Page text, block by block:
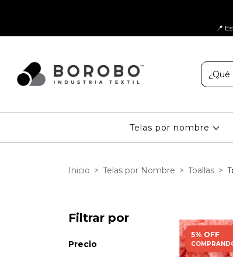
📍
Telas por nombre
Inicio > Telas por Nombre > Toallas >
Filtrar por
Precio
5% OFF